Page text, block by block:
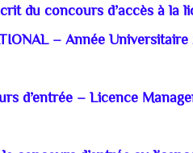
du concours d’accès à la
– Année
d’entrée – Licence